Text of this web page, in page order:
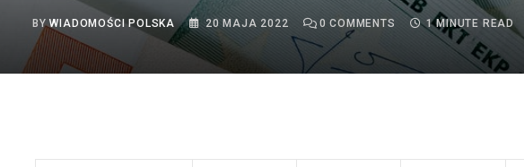
BYWIADOMOŚCI POLSKA 20 MAJA 2022 0 COMMENTS 1 MINUTE READ